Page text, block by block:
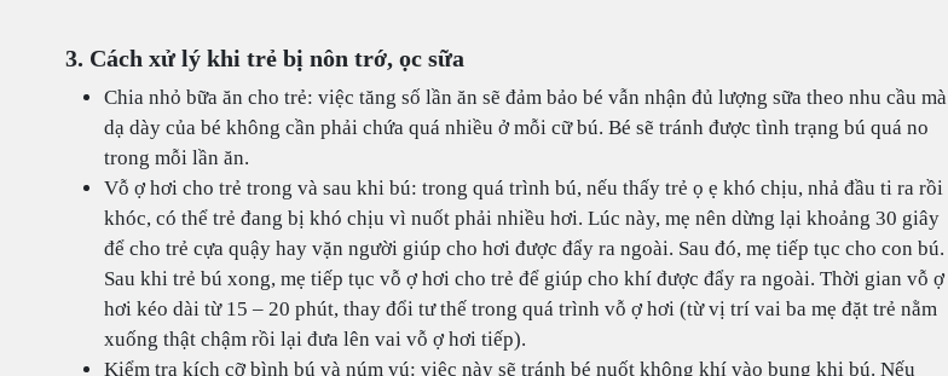
3. Cách xử lý khi trẻ bị nôn trớ, ọc sữa
Chia nhỏ bữa ăn cho trẻ: việc tăng số lần ăn sẽ đảm bảo bé vẫn nhận đủ lượng sữa theo nhu cầu mà
dạ dày của bé không cần phải chứa quá nhiều ở mỗi cữ bú. Bé sẽ tránh được tình trạng bú quá no
trong mỗi lần ăn.
Vỗ ợ hơi cho trẻ trong và sau khi bú: trong quá trình bú, nếu thấy trẻ ọ ẹ khó chịu, nhả đầu ti ra rồi
khóc, có thể trẻ đang bị khó chịu vì nuốt phải nhiều hơi. Lúc này, mẹ nên dừng lại khoảng 30 giây
để cho trẻ cựa quậy hay vặn người giúp cho hơi được đẩy ra ngoài. Sau đó, mẹ tiếp tục cho con bú.
Sau khi trẻ bú xong, mẹ tiếp tục vỗ ợ hơi cho trẻ để giúp cho khí được đẩy ra ngoài. Thời gian vỗ ợ
hơi kéo dài từ 15 – 20 phút, thay đổi tư thế trong quá trình vỗ ợ hơi (từ vị trí vai ba mẹ đặt trẻ nằm
xuống thật chậm rồi lại đưa lên vai vỗ ợ hơi tiếp).
Kiểm tra kích cỡ bình bú và núm vú: việc này sẽ tránh bé nuốt không khí vào bụng khi bú. Nếu